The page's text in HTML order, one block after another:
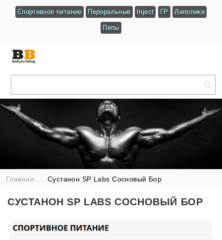
Спортивное питание Пероральные Inject ГР Липолики
Пепы
Главная Сустанон SP Labs Сосновый Бор
СУСТАНОН SP LABS СОСНОВЫЙ БОР